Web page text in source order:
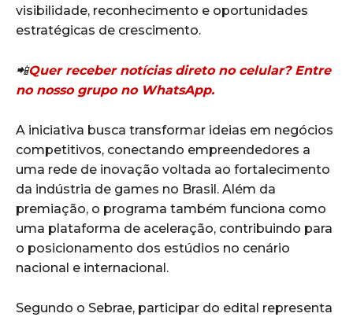
visibilidade, reconhecimento e oportunidades
estratégicas de crescimento.
📲Quer receber notícias direto no celular? Entre
no nosso grupo no WhatsApp.
A iniciativa busca transformar ideias em negócios
competitivos, conectando empreendedores a
uma rede de inovação voltada ao fortalecimento
da indústria de games no Brasil. Além da
premiação, o programa também funciona como
uma plataforma de aceleração, contribuindo para
o posicionamento dos estúdios no cenário
nacional e internacional.
Segundo o Sebrae, participar do edital representa